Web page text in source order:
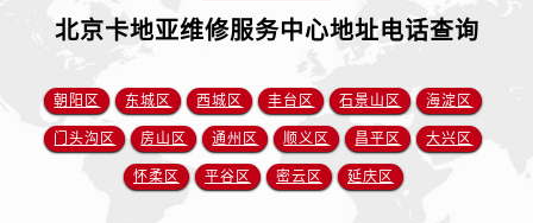
北京卡地亚维修服务中心地址电话查询
朝阳区 东城区 西城区 丰台区 石景山区 海淀区
门头沟区 房山区 通州区 顺义区 昌平区 大兴区
怀柔区 平谷区 密云区 延庆区